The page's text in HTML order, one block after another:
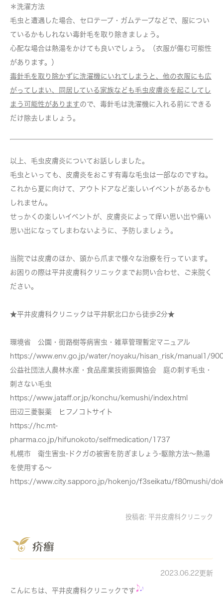
＊洗濯方法
毛虫と遭遇した場合、セロテープ・ガムテープなどで、服につい
ているかもしれない毒針毛を取り除きましょう。
心配な場合は熱湯をかけても良いでしょう。（衣服が傷む可能性
があります。）
毒針毛を取り除かずに洗濯機にいれてしまうと、他の衣服にも広
がってしまい、同居している家族なども毛虫皮膚炎を起こしてし
まう可能性がありますので、毒針毛は洗濯機に入れる前にできる
だけ除去しましょう。
以上、毛虫皮膚炎についてお話ししました。
毛虫といっても、皮膚炎をおこす有毒な毛虫は一部なのですね。
これから夏に向けて、アウトドアなど楽しいイベントがあるかも
しれません。
せっかくの楽しいイベントが、皮膚炎によって痒い思い出や痛い
思い出になってしまわないように、予防しましょう。
当院では皮膚のほか、頭から爪まで様々な治療を行っています。
お困りの際は平井皮膚科クリニックまでお問い合わせ、ご来院く
ださい。
★平井皮膚科クリニックは平井駅北口から徒歩2分★
環境省 公園・街路樹等病害虫・雑草管理暫定マニュアル
https://www.env.go.jp/water/noyaku/hisan_risk/manual1/
公益社団法人農林水産・食品産業技術振興協会 庭の刺す毛虫・
刺さない毛虫
https://www.jataff.or.jp/konchu/kemushi/index.html
田辺三菱製薬 ヒフノコトサイト
https://hc.mt-
pharma.co.jp/hifunokoto/selfmedication/1737
札幌市 衛生害虫-ドクガの被害を防ぎましょう-駆除方法～熱湯
を使用する～
https://www.city.sapporo.jp/hokenjo/f3seikatu/f80mushi/
投稿者: 平井皮膚科クリニック
疥癬
2023.06.22更新
こんにちは、平井皮膚科クリニックです